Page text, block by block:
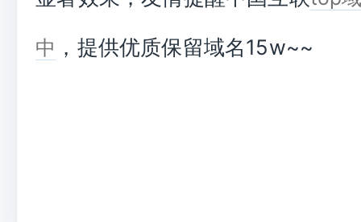
中 ，提供优质保留域名15w~~